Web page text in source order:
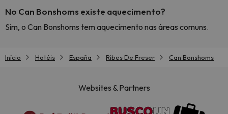
No Can Bonshoms existe aquecimento?
Sim, o Can Bonshoms tem aquecimento nas áreas comuns.
Início Hotéis España Ribes De Freser Can Bonshoms
Websites & Partners